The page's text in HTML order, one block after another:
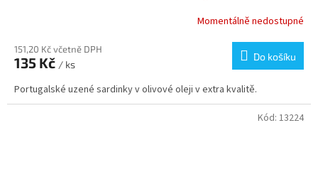
Momentálně nedostupné
151,20 Kč včetně DPH
135 Kč / ks
Do košíku
Portugalské uzené sardinky v olivové oleji v extra kvalitě.
Kód: 13224